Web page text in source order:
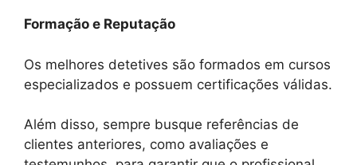
Formação e Reputação
Os melhores detetives são formados em cursos
especializados e possuem certificações válidas.
Além disso, sempre busque referências de
clientes anteriores, como avaliações e